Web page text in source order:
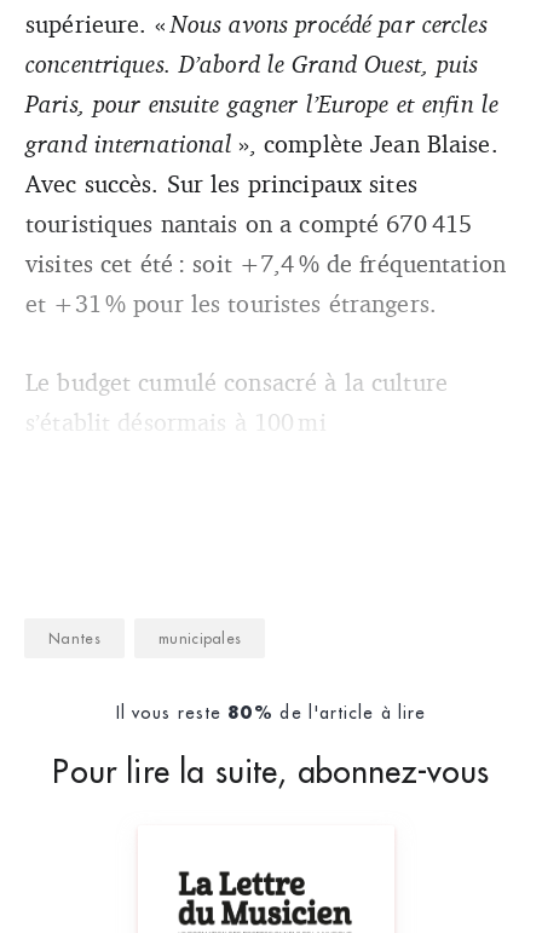
supérieure. « Nous avons procédé par cercles
concentriques. D’abord le Grand Ouest, puis
Paris, pour ensuite gagner l’Europe et enfin le
grand international », complète Jean Blaise.
Avec succès. Sur les principaux sites
touristiques nantais on a compté 670 415
visites cet été : soit +7,4 % de fréquentation
et +31 % pour les touristes étrangers.
Le budget cumulé consacré à la culture
s’établit désormais à 100 mi
Nantes municipales
Il vous reste 80% de l'article à lire
Pour lire la suite, abonnez-vous